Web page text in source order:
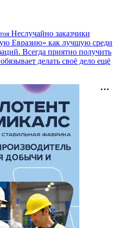
Неслучайно заказчики
Евразию» как лучшую среди
Всегда приятно получить
делать своё дело ещё